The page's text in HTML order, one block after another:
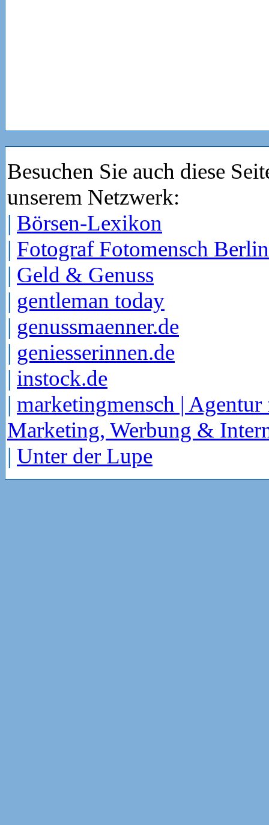
Besuchen Sie auch diese
unserem Netzwerk:
| Börsen-Lexikon
| Fotograf Fotomensch Berlin
| Geld & Genuss
| gentleman today
| genussmaenner.de
| geniesserinnen.de
| instock.de
| marketingmensch | Agentur
Marketing, Werbung &
| Unter der Lupe